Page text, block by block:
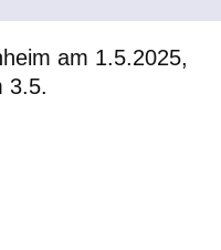
am 1.5.2025,
3.5.